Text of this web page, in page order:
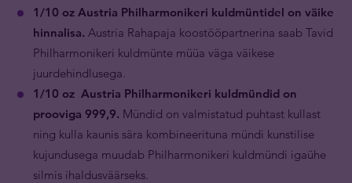
1/10 oz Austria Philharmonikeri kuldmüntidel on väike
hinnalisa. Austria Rahapaja koostööpartnerina saab Tavid
Philharmonikeri kuldmünte müüa väga väikese
juurdehindlusega.
1/10 oz Austria Philharmonikeri kuldmündid on
prooviga 999,9. Mündid on valmistatud puhtast kullast
ning kulla kaunis sära kombineerituna mündi kunstilise
kujundusega muudab Philharmonikeri kuldmündi igaühe
silmis ihaldusväärseks.